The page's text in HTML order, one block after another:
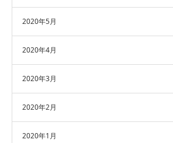
2020年5月
2020年4月
2020年3月
2020年2月
2020年1月